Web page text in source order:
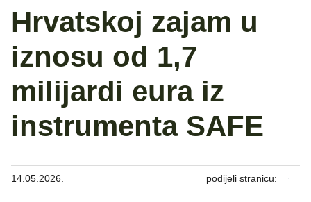
Hrvatskoj zajam u
iznosu od 1,7
milijardi eura iz
instrumenta SAFE
14.05.2026. podijeli stranicu: